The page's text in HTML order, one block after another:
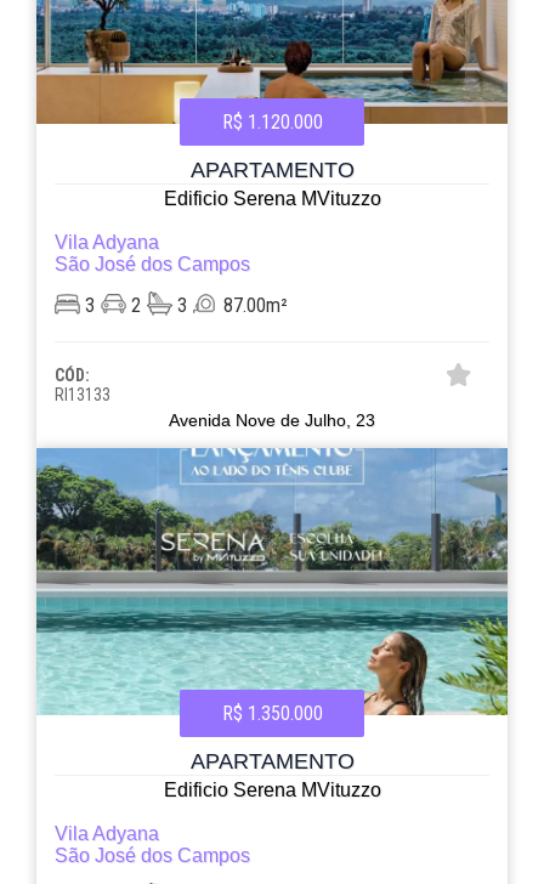
R$ 1.120.000
APARTAMENTO
Edificio Serena MVituzzo
Vila Adyana
São José dos Campos
3 2 3 87.00m²
CÓD:
RI13133
Avenida Nove de Julho, 23
R$ 1.350.000
APARTAMENTO
Edificio Serena MVituzzo
Vila Adyana
São José dos Campos